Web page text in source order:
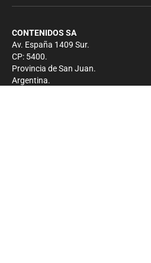
CONTENIDOS SA
Av. España 1409 Sur.
CP: 5400.
Provincia de San Juan.
Argentina.